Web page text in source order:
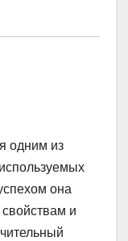
одним из
она
и